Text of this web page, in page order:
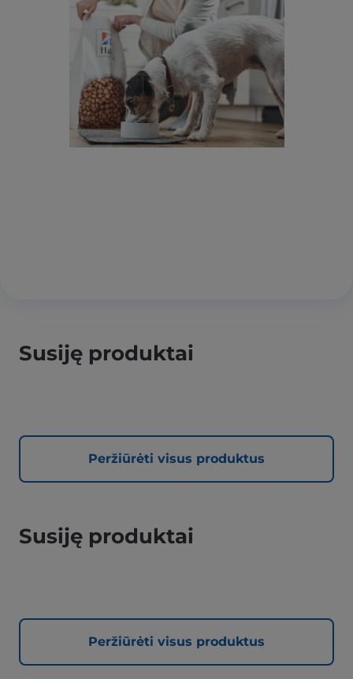
Susiję produktai
Peržiūrėti visus produktus
Susiję produktai
Peržiūrėti visus produktus